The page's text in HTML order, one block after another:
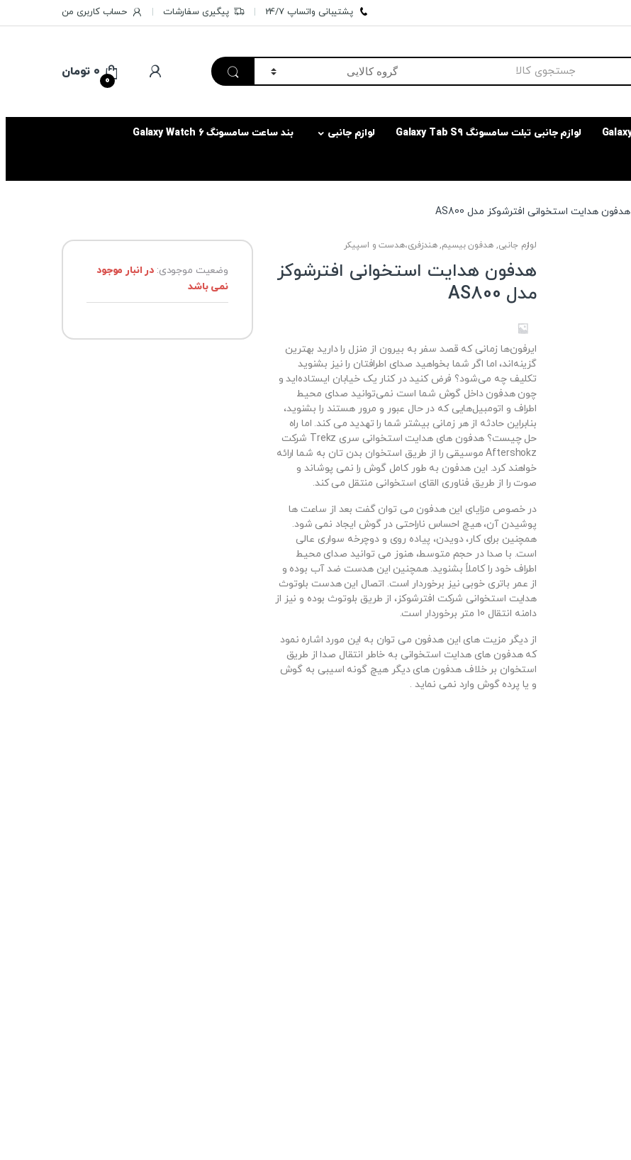
پشتیبانی واتساپ 24/7 پیگیری سفارشات حساب کاربری من
0
۰ تومان
لوازم جانبی تبلت سامسونگ Galaxy Tab S9 لوازم جانبی بند ساعت سامسونگ Galaxy Watch 6
هدفون هدایت استخوانی افترشوکز مدل AS800
لوازم جانبی,هدفون بیسیم,هندزفری،هدست و اسپیکر
هدفون هدایت استخوانی افترشوکز
مدل AS800
ایرفون‌ها زمانی که قصد سفر به بیرون از منزل را دارید بهترین
گزینه‌اند، اما اگر شما بخواهید صدای اطرافتان را نیز بشنوید
تکلیف چه می‌شود؟ فرض کنید در کنار یک خیابان ایستاده‌اید و
چون هدفون داخل گوش شما است نمی‌توانید صدای محیط
اطراف و اتومبیل‌هایی که در حال عبور و مرور هستند را بشنوید،
بنابراین حادثه از هر زمانی بیشتر شما را تهدید می کند. اما راه
حل چیست؟ هدفون های هدایت استخوانی سری Trekz شرکت
Aftershokz موسیقی را از طریق استخوان بدن تان به شما ارائه
خواهند کرد. این هدفون به طور کامل گوش را نمی پوشاند و
صوت را از طریق فناوری القای استخوانی منتقل می کند.
در خصوص مزایای این هدفون می توان گفت بعد از ساعت ها
پوشیدن آن، هیچ احساس ناراحتی در گوش ایجاد نمی شود.
همچنین برای کار، دویدن، پیاده روی و دوچرخه سواری عالی
است. با صدا در حجم متوسط​​، هنوز می توانید صدای محیط
اطراف خود را کاملاً بشنوید. همچنین این هدست ضد آب بوده و
از عمر باتری خوبی نیز برخوردار است. اتصال این هدست بلوتوث
هدایت استخوانی شرکت افترشوکز، از طریق بلوتوث بوده و نیز از
دامنه انتقال 10 متر برخوردار است.
از دیگر مزیت های این هدفون می توان به این مورد اشاره نمود
که هدفون های هدایت استخوانی به خاطر انتقال صدا از طریق
استخوان بر خلاف هدفون های دیگر هیچ گونه اسیبی به گوش
و یا پرده گوش وارد نمی نماید .
وضعیت موجودی:در انبار موجود
نمی باشد